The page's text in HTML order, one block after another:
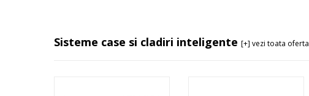
Sisteme case si cladiri inteligente [+] vezi toata oferta